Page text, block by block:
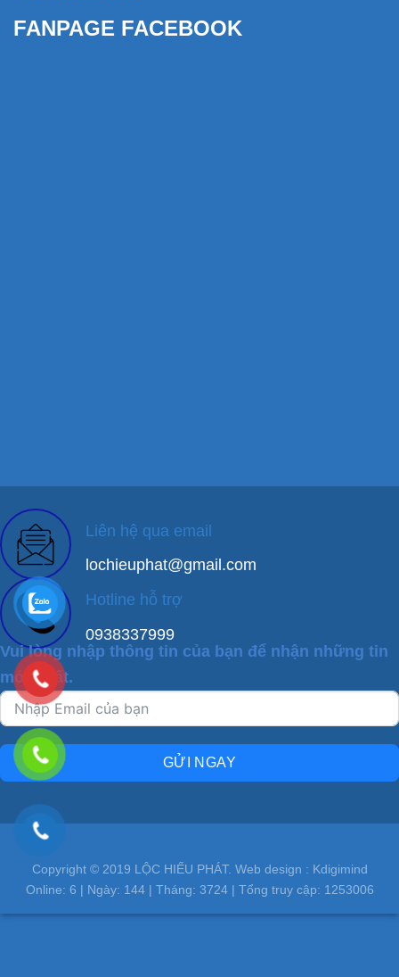
FANPAGE FACEBOOK
Liên hệ qua email
lochieuphat@gmail.com
Hotline hỗ trợ
0938337999
Vui lòng nhập thông tin của bạn để nhận những tin
mới nhất.
GỬI NGAY
Copyright © 2019 LỘC HIẾU PHÁT. Web design : Kdigimind
Online: 6 | Ngày: 144| Tháng: 3724| Tổng truy cập: 1253006